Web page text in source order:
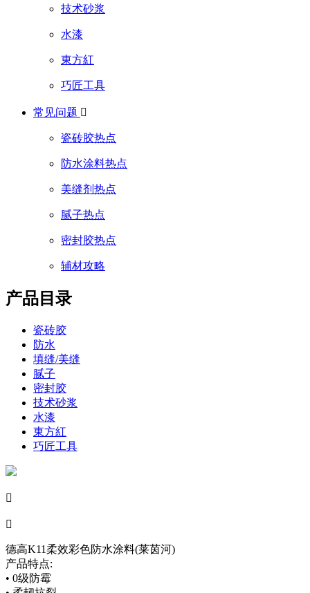
技术砂浆
水漆
東方紅
巧匠工具
常见问题 
瓷砖胶热点
防水涂料热点
美缝剂热点
腻子热点
密封胶热点
辅材攻略
产品目录
瓷砖胶
防水
填缝/美缝
腻子
密封胶
技术砂浆
水漆
東方紅
巧匠工具


德高K11柔效彩色防水涂料(莱茵河)
产品特点:
• 0级防霉